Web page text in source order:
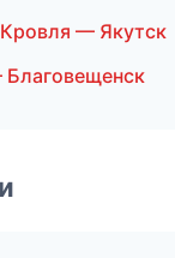
— Якутск